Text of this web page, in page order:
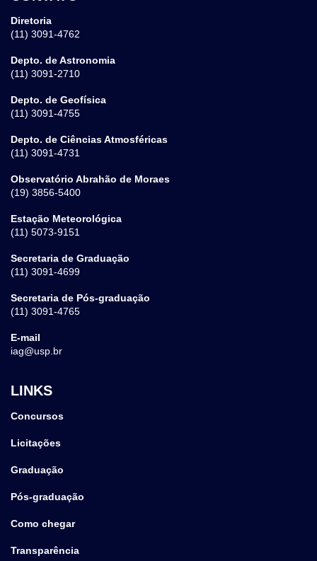
Diretoria
(11) 3091-4762
Depto. de Astronomia
(11) 3091-2710
Depto. de Geofísica
(11) 3091-4755
Depto. de Ciências Atmosféricas
(11) 3091-4731
Observatório Abrahão de Moraes
(19) 3856-5400
Estação Meteorológica
(11) 5073-9151
Secretaria de Graduação
(11) 3091-4699
Secretaria de Pós-graduação
(11) 3091-4765
E-mail
iag@usp.br
LINKS
Concursos
Licitações
Graduação
Pós-graduação
Como chegar
Transparência